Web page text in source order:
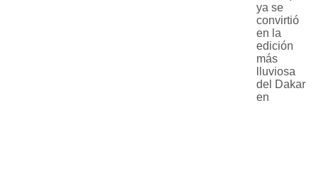
ya se
convirtió
en la
edición
más
lluviosa
del Dakar
en